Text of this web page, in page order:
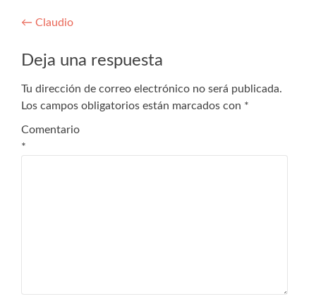
← Claudio
Deja una respuesta
Tu dirección de correo electrónico no será publicada.
Los campos obligatorios están marcados con *
Comentario
*